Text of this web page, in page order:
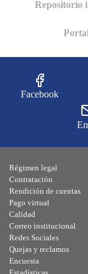
Repositorio
Facebook
Régimen legal
Contratación
Rendición de cuentas
Pago virtual
Calidad
Correo institucional
Redes Sociales
Quejas y reclamos
Encuesta